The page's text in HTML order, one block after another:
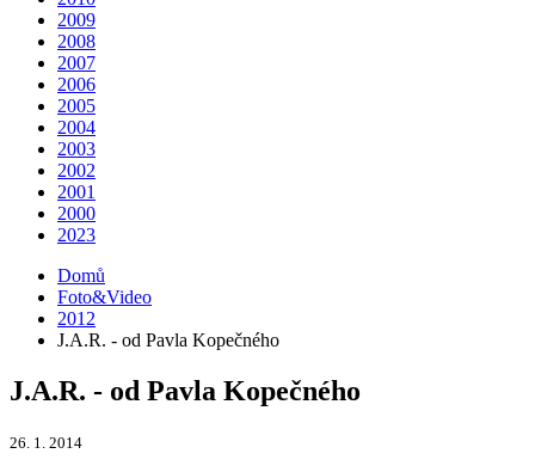
2009
2008
2007
2006
2005
2004
2003
2002
2001
2000
2023
Domů
Foto&Video
2012
J.A.R. - od Pavla Kopečného
J.A.R. - od Pavla Kopečného
26. 1. 2014